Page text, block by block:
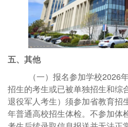
五、 其他
（一）报名参加学校2026
招生的考生或已被单独招生和综
退役军人考生）须参加省教育招
年普通高校招生体检。不参加体